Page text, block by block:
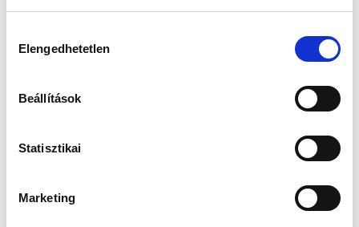
kiválasztása
Elengedhetetlen
Beállítások
Statisztikai
Marketing
Megjelent: 2023. január 23
Több megküzdési stratégia közül
kapcsolatot és találkozást, amely gyermeket
megosztjuk az érzéseinket másokkal, hogy
úgy teszünk, mintha nem lenne probléma, és